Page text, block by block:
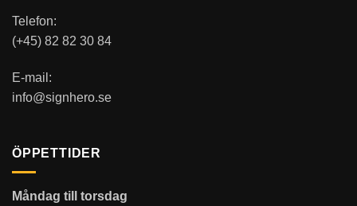
Telefon:
(+45) 82 82 30 84
E-mail:
info@signhero.se
ÖPPETTIDER
Måndag till torsdag